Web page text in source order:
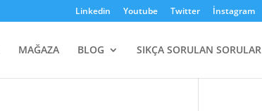
Linkedin Youtube Twitter İnstagram
MAĞAZA BLOG SIKÇA SORULAN SORULAR